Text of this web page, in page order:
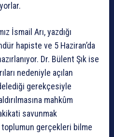
İsmail Arı, yazdığı
hapiste ve 5 Haziran’da
Dr. Bülent Şık ise
nedeniyle açılan
gerekçesiyle
mahkûm
savunmak
toplumun gerçekleri bilme